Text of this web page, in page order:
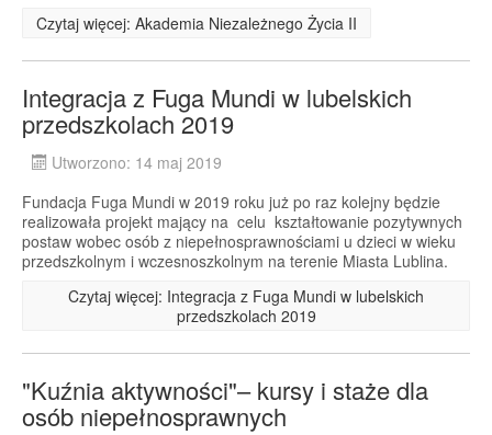
Czytaj więcej: Akademia Niezależnego Życia II
Integracja z Fuga Mundi w lubelskich
przedszkolach 2019
Utworzono: 14 maj 2019
Fundacja Fuga Mundi w 2019 roku już po raz kolejny będzie
realizowała projekt mający na celu kształtowanie pozytywnych
postaw wobec osób z niepełnosprawnościami u dzieci w wieku
przedszkolnym i wczesnoszkolnym na terenie Miasta Lublina.
Czytaj więcej: Integracja z Fuga Mundi w lubelskich
przedszkolach 2019
"Kuźnia aktywności"– kursy i staże dla
osób niepełnosprawnych